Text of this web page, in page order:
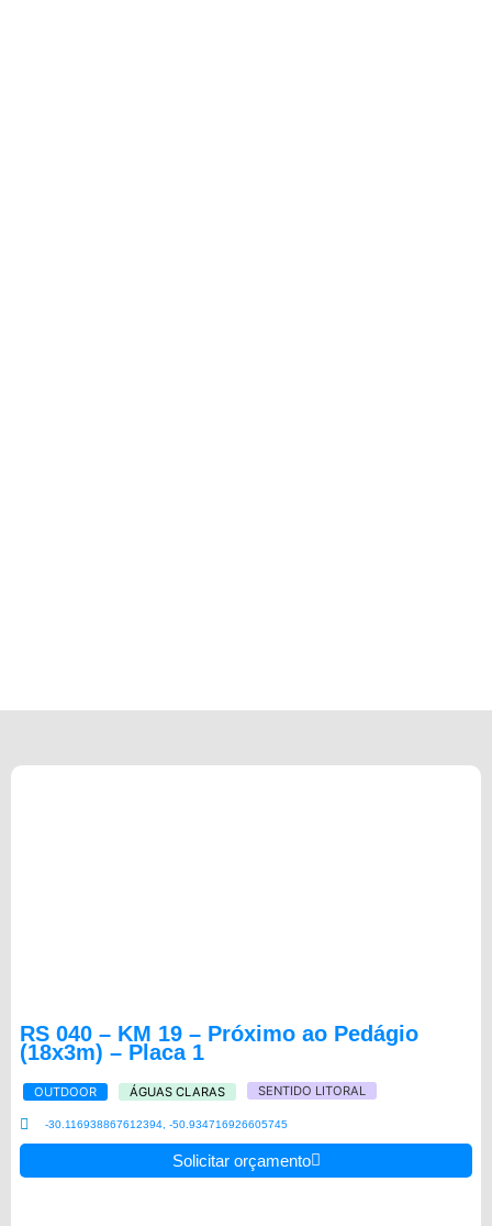
RS 040 – KM 19 – Próximo ao Pedágio
(18x3m) – Placa 1
OUTDOOR ÁGUAS CLARAS SENTIDO LITORAL
-30.116938867612394, -50.934716926605745
Solicitar orçamento